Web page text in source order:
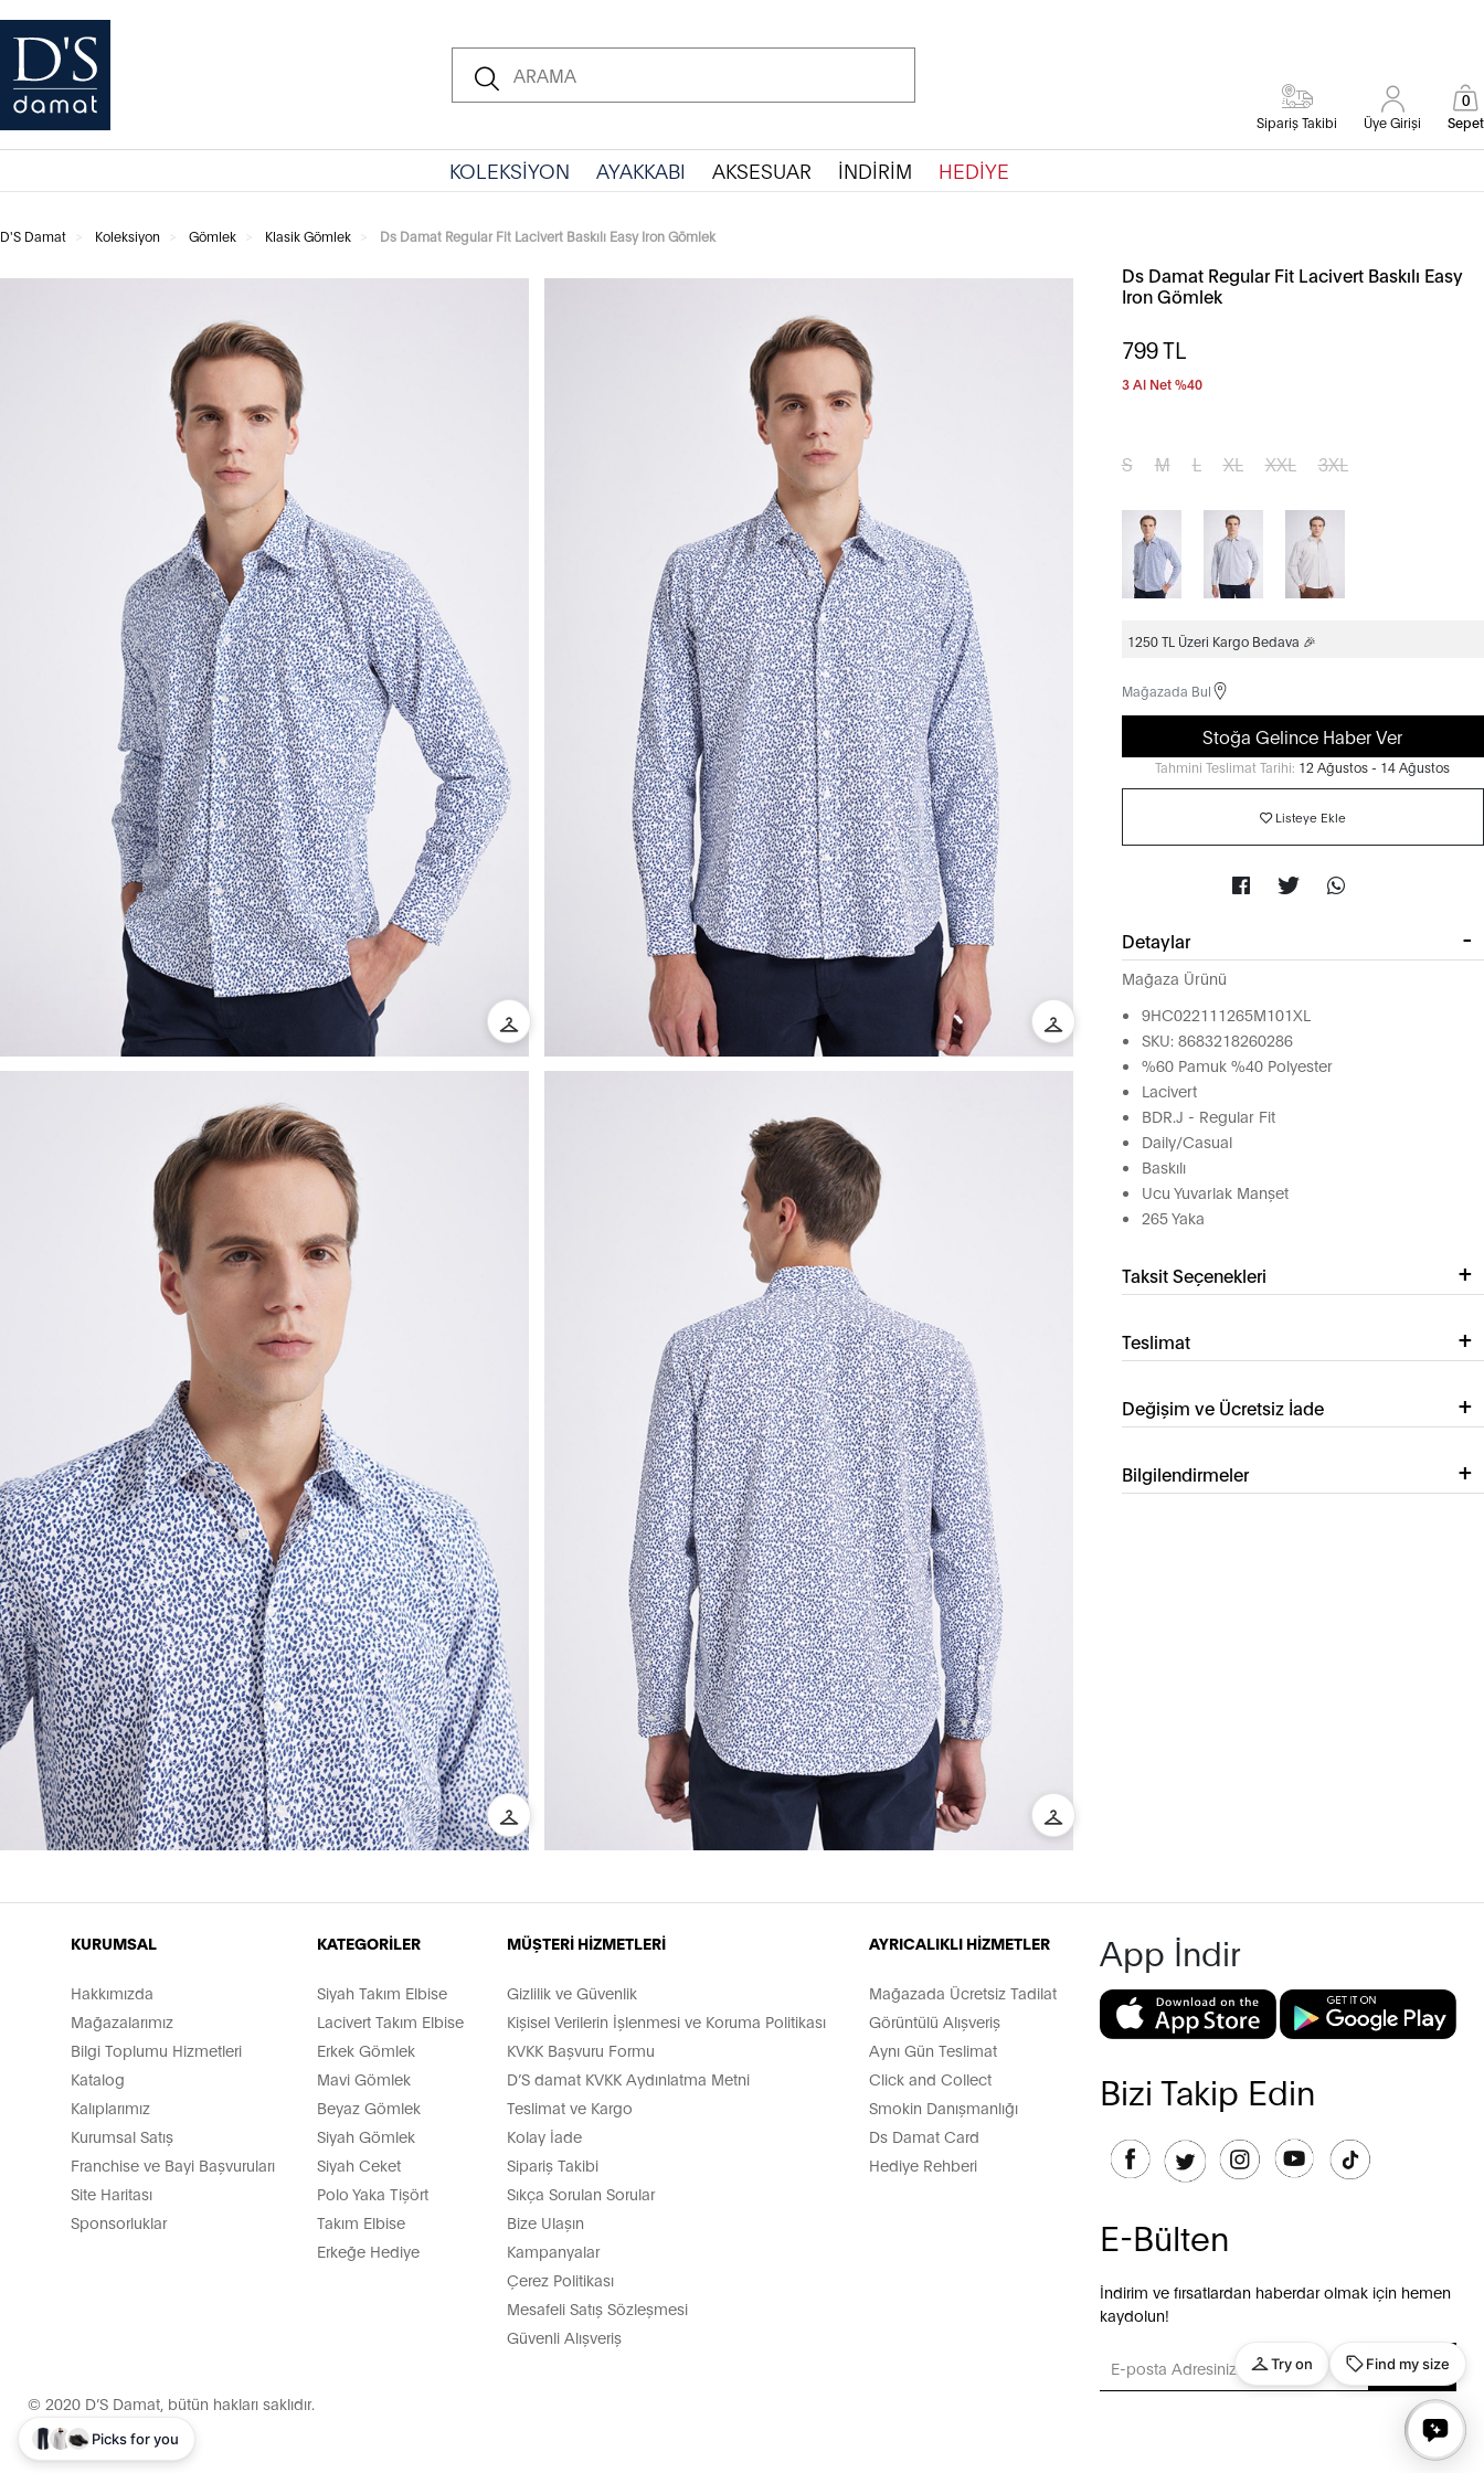
Sipariş Takibi Üye Girişi Sepet
0
KOLEKSİYON AYAKKABI AKSESUAR İNDİRİM HEDİYE
D'S Damat Koleksiyon Gömlek Klasik Gömlek Ds Damat Regular Fit Lacivert Baskılı Easy Iron Gömlek
Ds Damat Regular Fit Lacivert Baskılı Easy
Iron Gömlek
799TL
3 Al Net %40
S M L XL XXL 3XL
1250 TL Üzeri Kargo Bedava 🎉
Mağazada Bul
Stoğa Gelince Haber Ver
Tahmini Teslimat Tarihi: 12 Ağustos - 14 Ağustos
Listeye Ekle
Detaylar
Mağaza Ürünü
9HC022111265M101XL
SKU: 8683218260286
%60 Pamuk %40 Polyester
Lacivert
BDR.J - Regular Fit
Daily/Casual
Baskılı
Ucu Yuvarlak Manşet
265 Yaka
Taksit Seçenekleri
Teslimat
Değişim ve Ücretsiz İade
Bilgilendirmeler
KURUMSAL
Hakkımızda
Mağazalarımız
Bilgi Toplumu Hizmetleri
Katalog
Kalıplarımız
Kurumsal Satış
Franchise ve Bayi Başvuruları
Site Haritası
Sponsorluklar
KATEGORİLER
Siyah Takım Elbise
Lacivert Takım Elbise
Erkek Gömlek
Mavi Gömlek
Beyaz Gömlek
Siyah Gömlek
Siyah Ceket
Polo Yaka Tişört
Takım Elbise
Erkeğe Hediye
MÜŞTERİ HİZMETLERİ
Gizlilik ve Güvenlik
Kişisel Verilerin İşlenmesi ve Koruma Politikası
KVKK Başvuru Formu
D’S damat KVKK Aydınlatma Metni
Teslimat ve Kargo
Kolay İade
Sipariş Takibi
Sıkça Sorulan Sorular
Bize Ulaşın
Kampanyalar
Çerez Politikası
Mesafeli Satış Sözleşmesi
Güvenli Alışveriş
AYRICALIKLI HİZMETLER
Mağazada Ücretsiz Tadilat
Görüntülü Alışveriş
Aynı Gün Teslimat
Click and Collect
Smokin Danışmanlığı
Ds Damat Card
Hediye Rehberi
App İndir
Bizi Takip Edin
E-Bülten
İndirim ve fırsatlardan haberdar olmak için hemen
kaydolun!
GÖNDER
© 2020 D’S Damat, bütün hakları saklıdır.